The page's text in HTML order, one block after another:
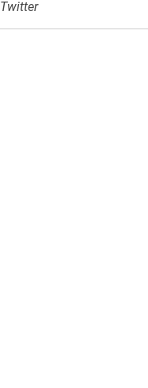
Twitter